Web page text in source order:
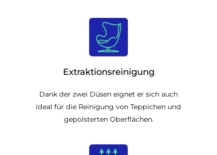
Extraktionsreinigung
Dank der zwei Düsen eignet er sich auch
ideal für die Reinigung von Teppichen und
gepolsterten Oberflächen.